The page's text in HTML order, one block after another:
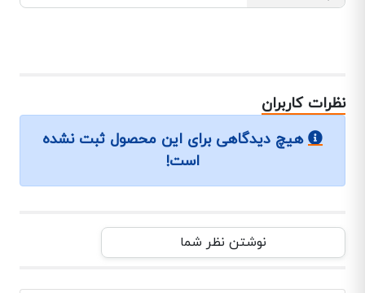
نظرات کاربران
هیچ دیدگاهی برای این محصول ثبت نشده
است!
نوشتن نظر شما